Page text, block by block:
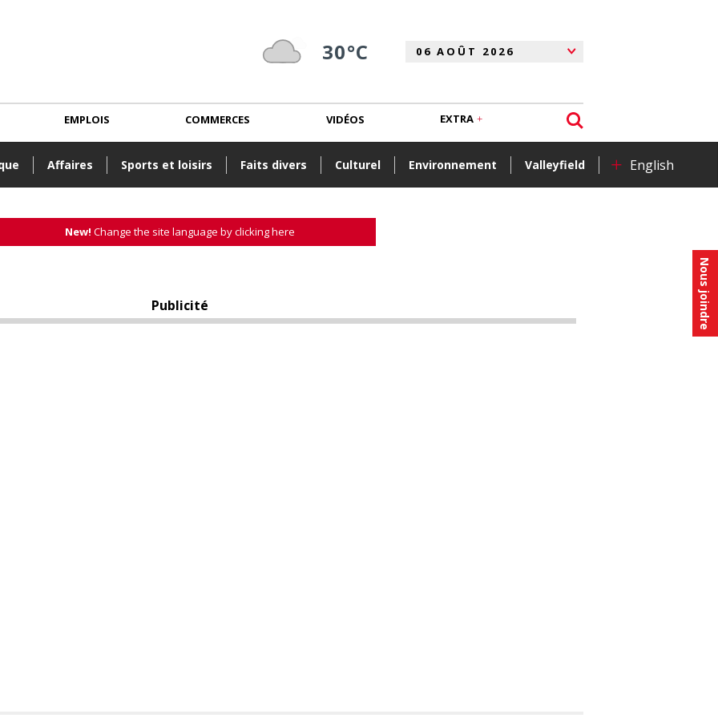
Nous joindre
30°C
Affaires Sports et loisirs Faits divers Culturel Environnement Valleyfield + English
EMPLOIS COMMERCES VIDÉOS EXTRA
New! Change the site language by clicking here
Publicité